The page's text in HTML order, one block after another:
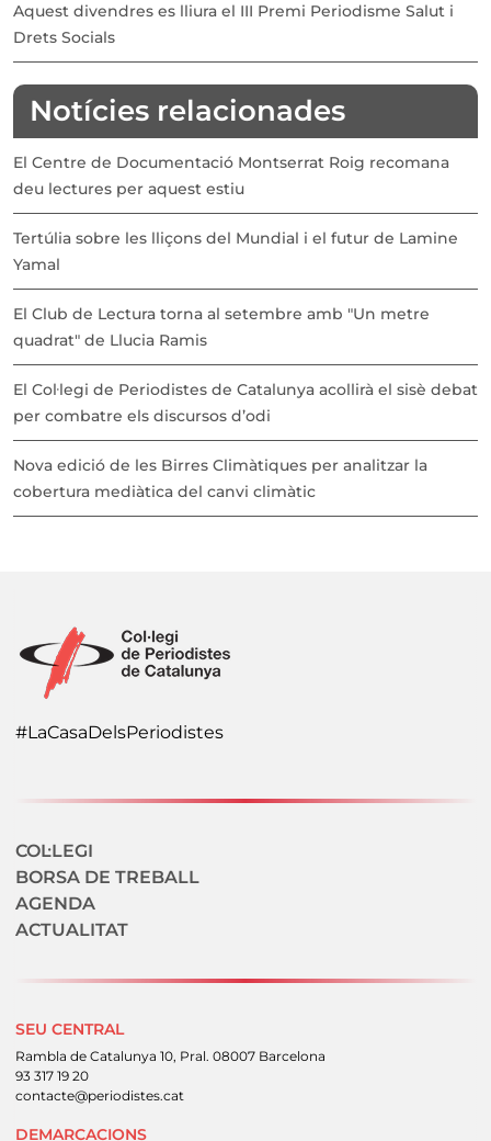
Aquest divendres es lliura el III Premi Periodisme Salut i
Drets Socials
Notícies relacionades
El Centre de Documentació Montserrat Roig recomana
deu lectures per aquest estiu
Tertúlia sobre les lliçons del Mundial i el futur de Lamine
Yamal
El Club de Lectura torna al setembre amb "Un metre
quadrat" de Llucia Ramis
El Col·legi de Periodistes de Catalunya acollirà el sisè debat
per combatre els discursos d’odi
Nova edició de les Birres Climàtiques per analitzar la
cobertura mediàtica del canvi climàtic
#LaCasaDelsPeriodistes
Navegació secundaria
COL·LEGI
BORSA DE TREBALL
AGENDA
ACTUALITAT
SEU CENTRAL
Rambla de Catalunya 10, Pral. 08007 Barcelona
93 317 19 20
contacte@periodistes.cat
DEMARCACIONS